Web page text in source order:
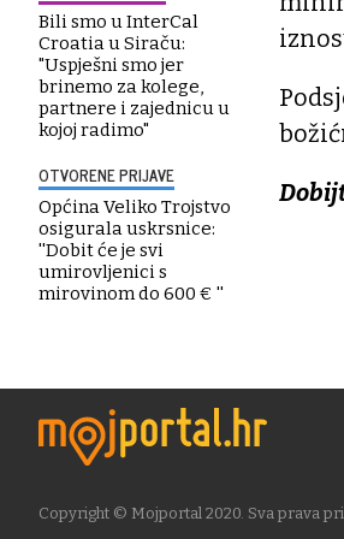
Bili smo u InterCal
Croatia u Siraču:
"Uspješni smo jer
brinemo za kolege,
partnere i zajednicu u
kojoj radimo"
OTVORENE PRIJAVE
Općina Veliko Trojstvo
osigurala uskrsnice:
''Dobit će je svi
umirovljenici s
mirovinom do 600 € ''
Copyright © Mojportal 2020. Sva prava